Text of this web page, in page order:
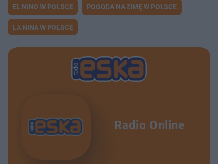
EL NINO W POLSCE POGODA NA ZIMĘ W POLSCE
LA NINA W POLSCE
Radio Online